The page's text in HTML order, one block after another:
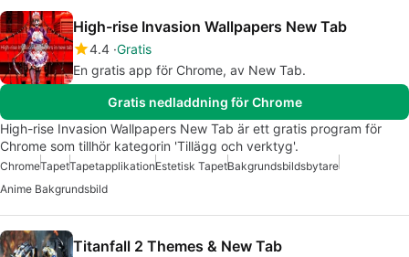
High-rise Invasion Wallpapers New Tab
4.4 Gratis
En gratis app för Chrome, av New Tab.
Gratis nedladdning för Chrome
High-rise Invasion Wallpapers New Tab är ett gratis program för
Chrome som tillhör kategorin 'Tillägg och verktyg'.
ChromeTapetTapetapplikationEstetisk TapetBakgrundsbildsbytare
Anime Bakgrundsbild
Titanfall 2 Themes & New Tab